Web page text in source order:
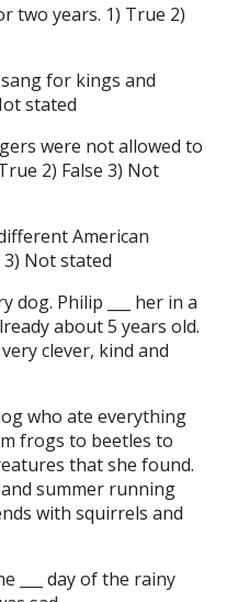
two years. 1) True 2)
for kings and
stated
were not allowed to
2) False 3) Not
American
3) Not stated
dog. Philip ___ her in a
about 5 years old.
clever, kind and
who ate everything
frogs to beetles to
that she found.
summer running
with squirrels and
___ day of the rainy